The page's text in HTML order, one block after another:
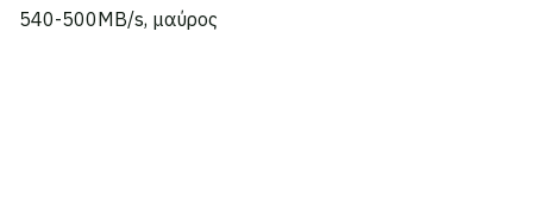
540-500MB/s, μαύρος